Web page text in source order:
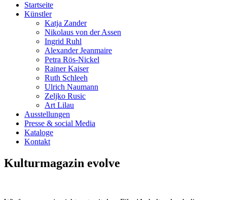
Startseite
Künstler
Katja Zander
Nikolaus von der Assen
Ingrid Ruhl
Alexander Jeanmaire
Petra Rös-Nickel
Rainer Kaiser
Ruth Schleeh
Ulrich Naumann
Zeljko Rusic
Art Lilau
Ausstellungen
Presse & social Media
Kataloge
Kontakt
Kulturmagazin evolve